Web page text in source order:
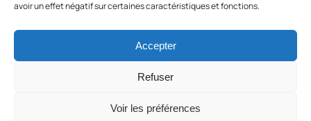
avoir un effet négatif sur certaines caractéristiques et fonctions.
Accepter
Refuser
Voir les préférences
Cookies
Mentions Légales